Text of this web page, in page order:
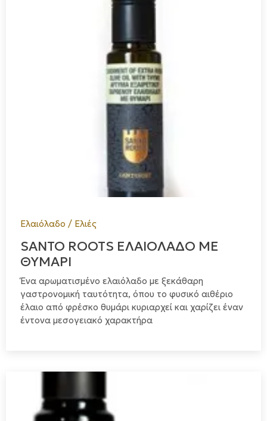
Ελαιόλαδο / Ελιές
SANTO ROOTS ΕΛΑΙΟΛΑΔΟ ΜΕ
ΘΥΜΑΡΙ
Ένα αρωματισμένο ελαιόλαδο με ξεκάθαρη
γαστρονομική ταυτότητα, όπου το φυσικό αιθέριο
έλαιο από φρέσκο θυμάρι κυριαρχεί και χαρίζει έναν
έντονα μεσογειακό χαρακτήρα